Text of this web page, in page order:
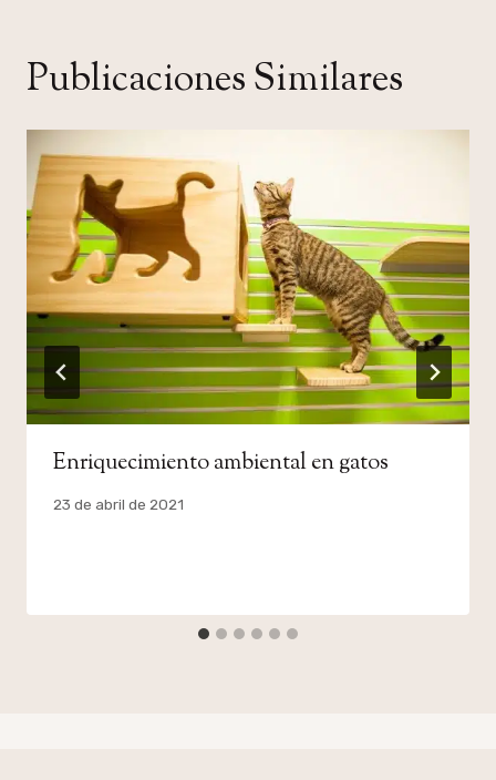
Publicaciones Similares
Enriquecimiento ambiental en gatos
Por
23 de abril de 2021